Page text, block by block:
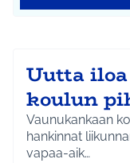
Uutta
koulun
Vaunukankaan
hankinnat
vapaa-aik…